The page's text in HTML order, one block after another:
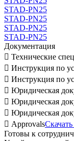
STAD-PN25
STAD-PN25
STAD-PN25
STAD-PN25
Документация
 Технические
 Инструкция по
 Инструкция по
 Юридическая
 Юридическая
 Юридическая
 ApprovalsСкачать
Готовы к